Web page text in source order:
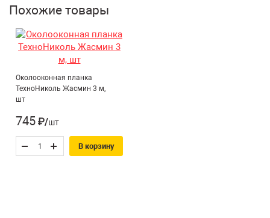
Похожие товары
Околооконная планка
ТехноНиколь Жасмин 3 м,
шт
745 ₽/шт
В корзину